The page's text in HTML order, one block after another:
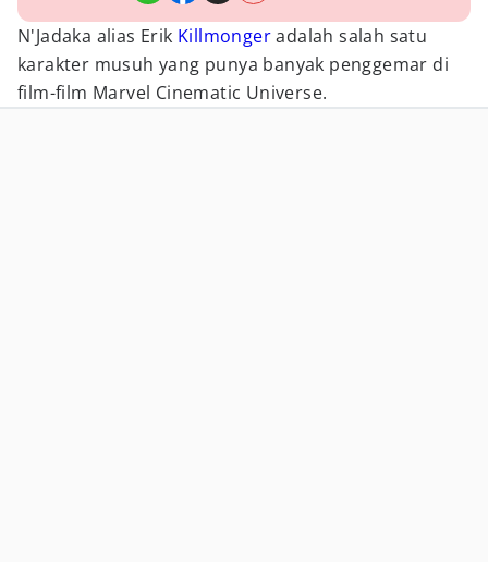
N'Jadaka alias Erik Killmongeradalah salah satu
karakter musuh yang punya banyak penggemar di
film-film Marvel Cinematic Universe.